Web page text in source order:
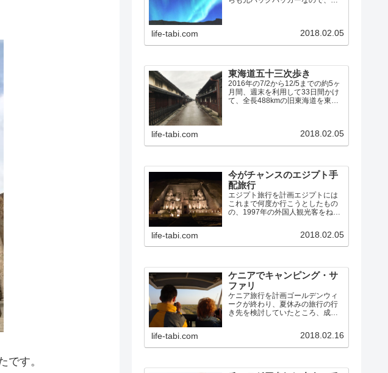
です。
Airbnbを利用しましたが、これは
life-tabi.com 2018.02.05
東海道五十三次歩き
2016年の7/2から12/5までの約5ヶ
月間、週末を利用して33日間かけ
て、全長488kmの旧東海道を東京
答） 7/2: 日本橋→品川宿 7/…
life-tabi.com 2018.02.05
今がチャンスのエジプト手
配旅行
エジプト旅行を計画エジプトには
これまで何度か行こうとしたもの
の、1997年の外国人観光客をねら
らくは行けそうにないなあと思え
る事件が何かしら起きていまし
life-tabi.com 2018.02.05
ケニアでキャンピング・サ
ファリ
ケニア旅行を計画ゴールデンウィ
ークが終わり、夏休みの旅行の行
き先を検討していたところ、成
ので、ケニアに行くことにしまし
た。中国南方航空の広州乗継便で
life-tabi.com 2018.02.16